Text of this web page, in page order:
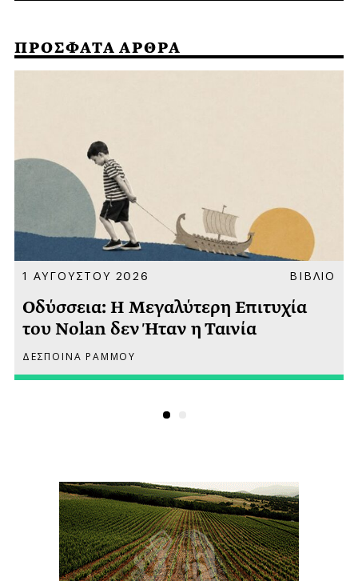
ΠΡΟΣΦΑΤΑ ΑΡΘΡΑ
1 ΑΥΓΟΥΣΤΟΥ 2026 ΒΙΒΛΙΟ
Οδύσσεια: Η Μεγαλύτερη Επιτυχία
του Nolan δεν Ήταν η Ταινία
ΔΕΣΠΟΙΝΑ ΡΑΜΜΟΥ